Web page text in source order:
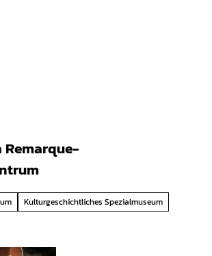
Remarque-
Kulturgeschichtliches Spezialmuseum